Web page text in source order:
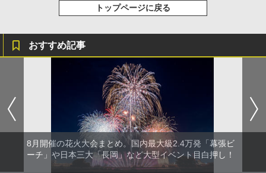
トップページに戻る
おすすめ記事
8月開催の花火大会まとめ。国内最大級2.4万発「幕張ビ
ーチ」や日本三大「長岡」など大型イベント目白押し！